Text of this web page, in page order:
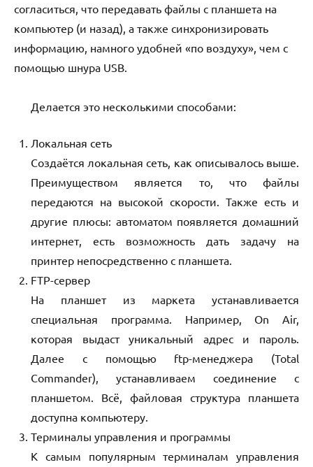
согласиться, что передавать файлы с планшета на
компьютер (и назад), а также синхронизировать
информацию, намного удобней «по воздуху», чем с
помощью шнура USB.
Делается это несколькими способами:
Локальная сеть
Создаётся локальная сеть, как описывалось выше.
Преимуществом является то, что файлы
передаются на высокой скорости. Также есть и
другие плюсы: автоматом появляется домашний
интернет, есть возможность дать задачу на
принтер непосредственно с планшета.
FTP-сервер
На планшет из маркета устанавливается
специальная программа. Например, On Air,
которая выдаст уникальный адрес и пароль.
Далее с помощью ftp-менеджера (Total
Commander), устанавливаем соединение с
планшетом. Всё, файловая структура планшета
доступна компьютеру.
Терминалы управления и программы
К самым популярным терминалам управления